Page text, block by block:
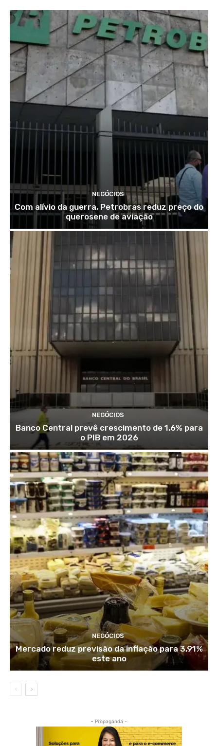
NEGÓCIOS
Com alívio da guerra, Petrobras reduz preço do
querosene de aviação
NEGÓCIOS
Banco Central prevê crescimento de 1,6% para
o PIB em 2026
NEGÓCIOS
Mercado reduz previsão da inflação para 3,91%
este ano
- Propaganda -